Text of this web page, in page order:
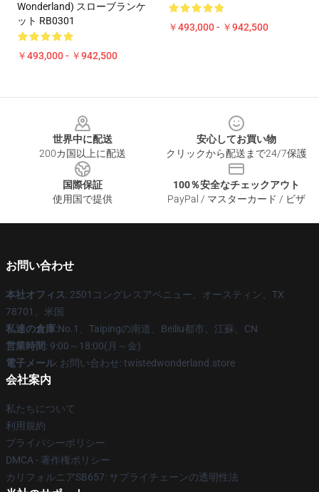
Wonderland) スローブランケ
ット RB0301
￥493,000 - ￥942,500
￥493,000 - ￥942,500
世界中に配送
200カ国以上に配送
安心してお買い物
クリックから配送まで24/7保護
国際保証
使用国で提供
100％安全なチェックアウト
PayPal / マスターカード / ビザ
お問い合わせ
本社オフィス: 2501コングレスアベニュー、オースティン、TX
78701、米国
私達の倉庫:No.1、Taipingの南道、Beiliu都市、江蘇、CN
営業時間: 9:00～18:00(月～金)
電子メール: お問い合わせ: twistedwonderland.store
会社案内
私たちについて
利用規約
プライバシーポリシー
DMCA - 著作権ポリシー
カリフォルニアSB657: サプライチェーンの透明性法